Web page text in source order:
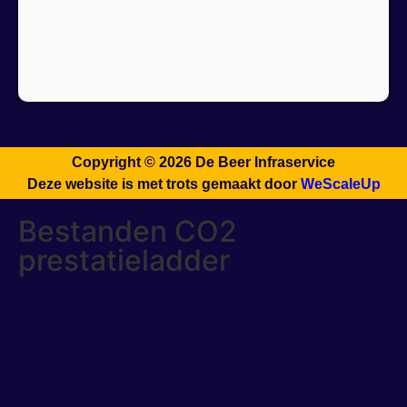
Copyright © 2026 De Beer Infraservice
Deze website is met trots gemaakt door WeScaleUp
Bestanden CO2
prestatieladder